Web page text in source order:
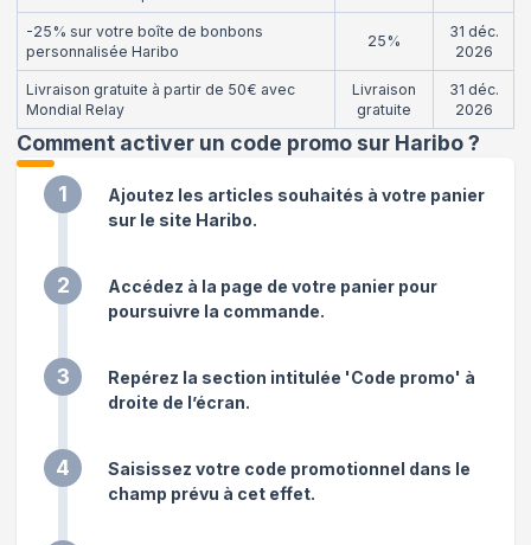
-25% sur votre boîte de bonbons
personnalisée Haribo
25%
31 déc.
2026
Livraison gratuite à partir de 50€ avec
Mondial Relay
Livraison
gratuite
31 déc.
2026
Comment activer un code promo sur Haribo?
1
Ajoutez les articles souhaités à votre panier
sur le site Haribo.
2
Accédez à la page de votre panier pour
poursuivre la commande.
3
Repérez la section intitulée 'Code promo' à
droite de l’écran.
4
Saisissez votre code promotionnel dans le
champ prévu à cet effet.